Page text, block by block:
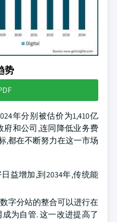
势
年分别被估价为1,410亿
府和公司,连同降低业务费
,都在不断努力在这一市场
益增加,到2034年,传统能
字分站的整合可以进行在
为自管. 这一改进提高了